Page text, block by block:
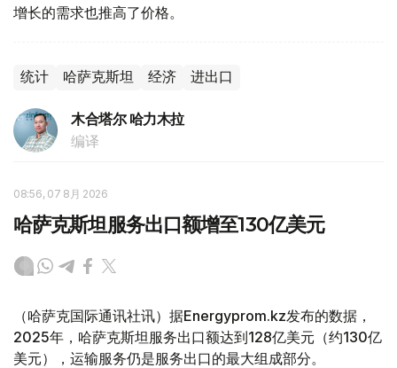
增长的需求也推高了价格。
统计 哈萨克斯坦 经济 进出口
木合塔尔 哈力木拉
编译
08:56, 07 8月 2026
哈萨克斯坦服务出口额增至130亿美元
（哈萨克国际通讯社讯）据Energyprom.kz发布的数据，
2025年，哈萨克斯坦服务出口额达到128亿美元（约130亿
美元），运输服务仍是服务出口的最大组成部分。